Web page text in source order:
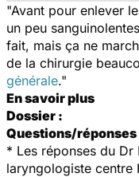
"Avant pour enlever
un peu
fait, mais ça ne
de la chirurgie
générale."
En savoir plus
Dossier :
Questions/réponses
* Les réponses du
laryngologiste centre